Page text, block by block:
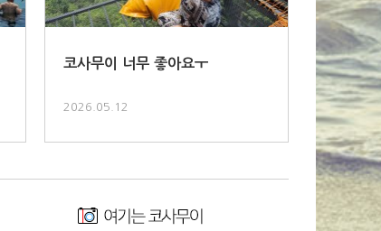
코사무이 너무 좋아요ㅜ
2026.05.12